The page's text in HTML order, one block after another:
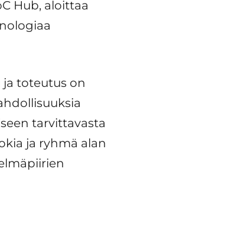
Hub, aloittaa
toteutus on
tarvittavasta
ja ryhmä alan